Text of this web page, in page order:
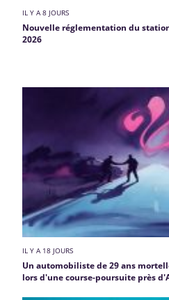
IL Y A 8 JOURS
Nouvelle réglementation du
2026
IL Y A 18 JOURS
Un automobiliste de 29 ans
lors d'une course-poursuite près